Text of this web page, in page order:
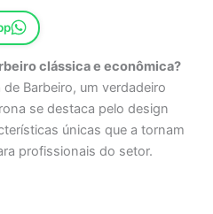
clássica e econômica?
Barbeiro, um verdadeiro
se destaca pelo design
únicas que a tornam
profissionais do setor.